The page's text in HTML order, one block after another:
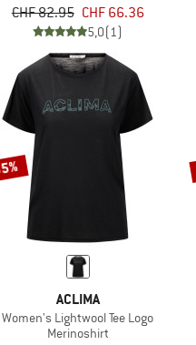
CHF 82.95 CHF 66.36
5,0(1)
ACLIMA
Women's Lightwool Tee Logo
Merinoshirt